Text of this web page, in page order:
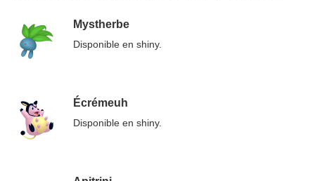
Mystherbe
Disponible en shiny.
Écrémeuh
Disponible en shiny.